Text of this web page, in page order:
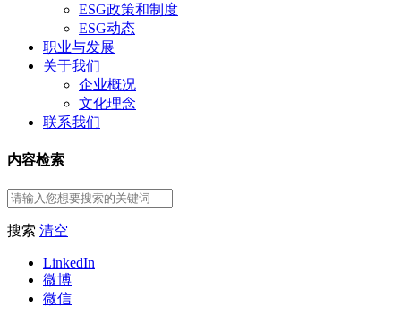
ESG政策和制度
ESG动态
职业与发展
关于我们
企业概况
文化理念
联系我们
内容检索
搜索 清空
LinkedIn
微博
微信